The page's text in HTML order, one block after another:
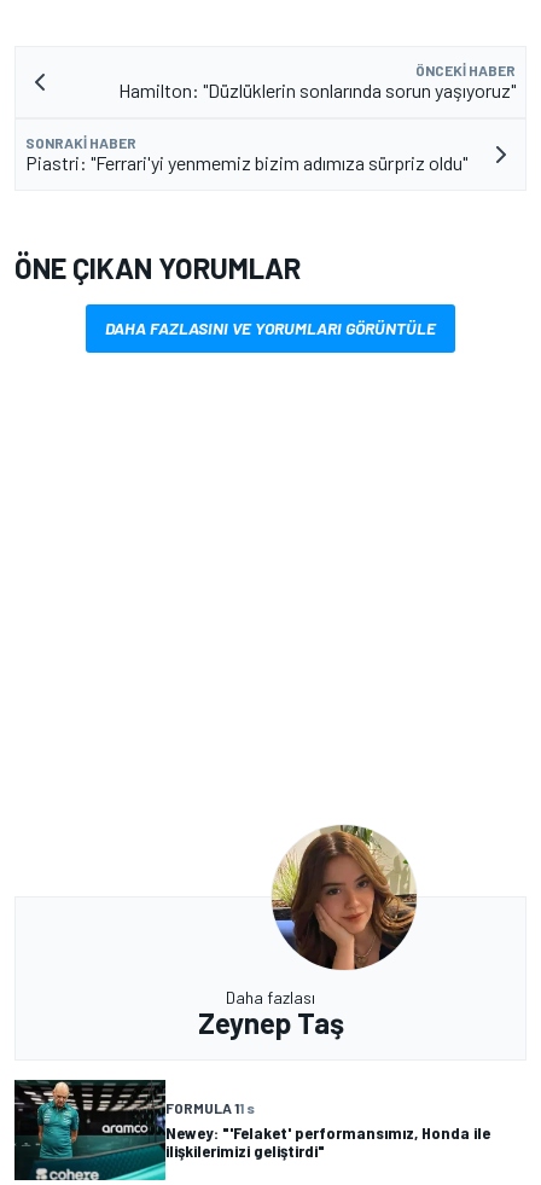
ÖNCEKI HABER
Hamilton: "Düzlüklerin sonlarında sorun yaşıyoruz"
SONRAKI HABER
Piastri: "Ferrari'yi yenmemiz bizim adımıza sürpriz oldu"
ÖNE ÇIKAN YORUMLAR
DAHA FAZLASINI VE YORUMLARI GÖRÜNTÜLE
Daha fazlası
Zeynep Taş
FORMULA 11 s
Newey: "'Felaket' performansımız, Honda ile
ilişkilerimizi geliştirdi"